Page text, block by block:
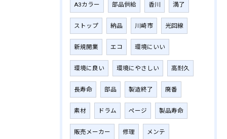
A3カラー 部品供給 香川 満了
ストップ 納品 川崎市 光回線
新規開業 エコ 環境にいい
環境に良い 環境にやさしい 高耐久
長寿命 部品 製造終了 廃番
素材 ドラム ページ 製品寿命
販売メーカー 修理 メンテ